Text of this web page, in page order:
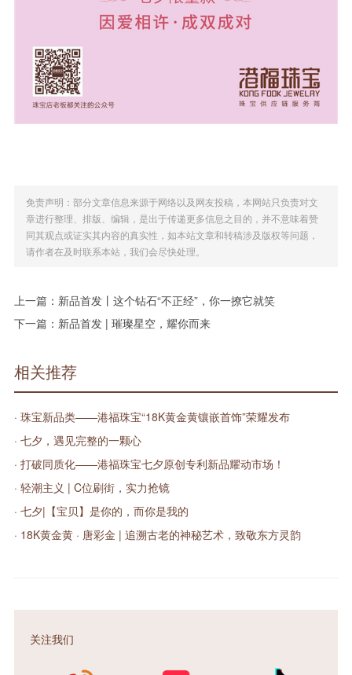
免责声明：部分文章信息来源于网络以及网友投稿，本网站只负责对文
章进行整理、排版、编辑，是出于传递更多信息之目的，并不意味着赞
同其观点或证实其内容的真实性，如本站文章和转稿涉及版权等问题，
请作者在及时联系本站，我们会尽快处理。
上一篇： 新品首发丨这个钻石“不正经”，你一撩它就笑
下一篇： 新品首发 | 璀璨星空，耀你而来
相关推荐
· 珠宝新品类——港福珠宝“18K黄金黄镶嵌首饰”荣耀发布
· 七夕，遇见完整的一颗心
· 打破同质化——港福珠宝七夕原创专利新品耀动市场！
· 轻潮主义 | C位刷街，实力抢镜
· 七夕|【宝贝】是你的，而你是我的
· 18K黄金黄 · 唐彩金 | 追溯古老的神秘艺术，致敬东方灵韵
关注我们